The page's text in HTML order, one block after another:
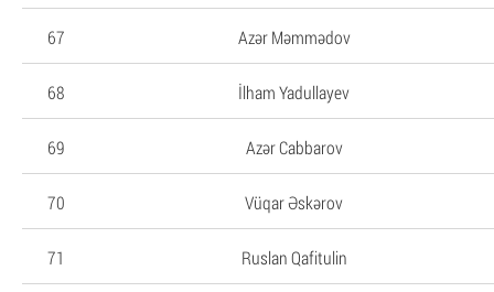
67 Azər Məmmədov
68 İlham Yadullayev
69 Azər Cabbarov
70 Vüqar Əskərov
71 Ruslan Qafitulin